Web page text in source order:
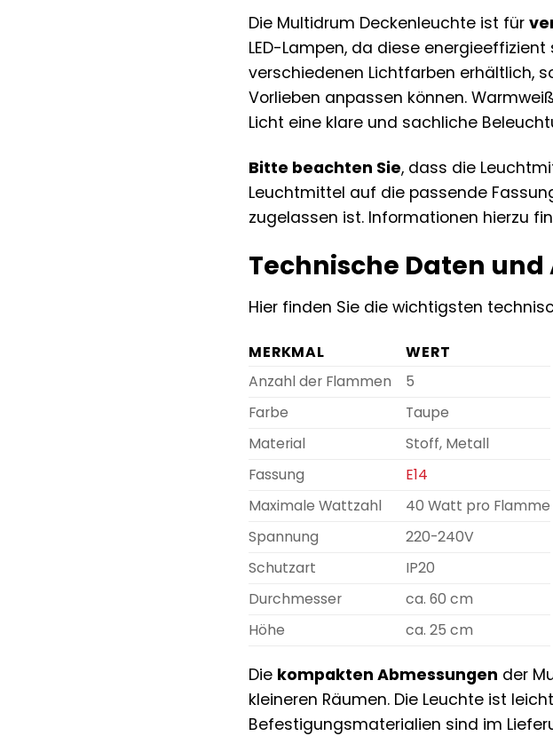
Die Multidrum Deckenleuchte ist für
LED-Lampen, da diese
verschiedenen Lichtfarben erhältlich,
Vorlieben anpassen können.
Licht eine klare und sachliche
Bitte beachten Sie, dass die
Leuchtmittel auf die passende
zugelassen ist. Informationen hierzu
Technische Daten
Hier finden Sie die wichtigsten
MERKMAL
WERT
Anzahl der Flammen
5
Farbe
Taupe
Material
Stoff, Metall
Fassung
E14
Maximale Wattzahl
40 Watt pro Flamme
Spannung
220-240V
Schutzart
IP20
Durchmesser
ca. 60 cm
Höhe
ca. 25 cm
Die kompakten Abmessungen der
kleineren Räumen. Die Leuchte ist
Befestigungsmaterialien sind im